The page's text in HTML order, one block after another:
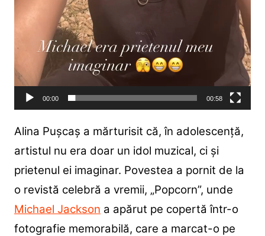
00:00 00:58
Alina Pușcaș a mărturisit că, în adolescență,
artistul nu era doar un idol muzical, ci și
prietenul ei imaginar. Povestea a pornit de la
o revistă celebră a vremii, „Popcorn”, unde
Michael Jackson a apărut pe copertă într-o
fotografie memorabilă, care a marcat-o pe